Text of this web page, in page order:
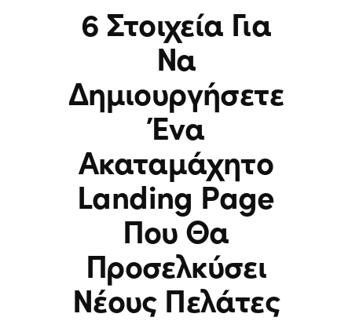
6 Στοιχεία Για
Να
Δημιουργήσετε
Ένα
Ακαταμάχητο
Landing Page
Που Θα
Προσελκύσει
Νέους Πελάτες